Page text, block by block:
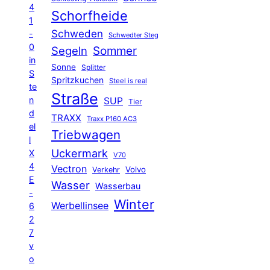
4
1
-
0
in
S
te
n
d
el
l
X
4
E
-
6
2
7
v
o
Schorfheide
Schweden Schwedter Steg
Segeln Sommer
Sonne Splitter
Spritzkuchen Steel is real
Straße SUP Tier
TRAXX Traxx P160 AC3
Triebwagen
Uckermark V70
Vectron Verkehr Volvo
Wasser Wasserbau
Werbellinsee Winter